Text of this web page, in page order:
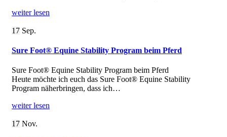
weiter lesen
17 Sep.
Sure Foot® Equine Stability Program beim Pferd
Sure Foot® Equine Stability Program beim Pferd
Heute möchte ich euch das Sure Foot® Equine Stability
Program näherbringen, dass ich…
weiter lesen
17 Nov.